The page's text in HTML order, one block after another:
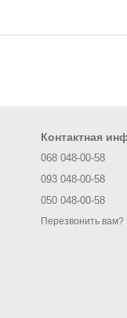
Контактная
068 048-00-58
093 048-00-58
050 048-00-58
Перезвонить вам?